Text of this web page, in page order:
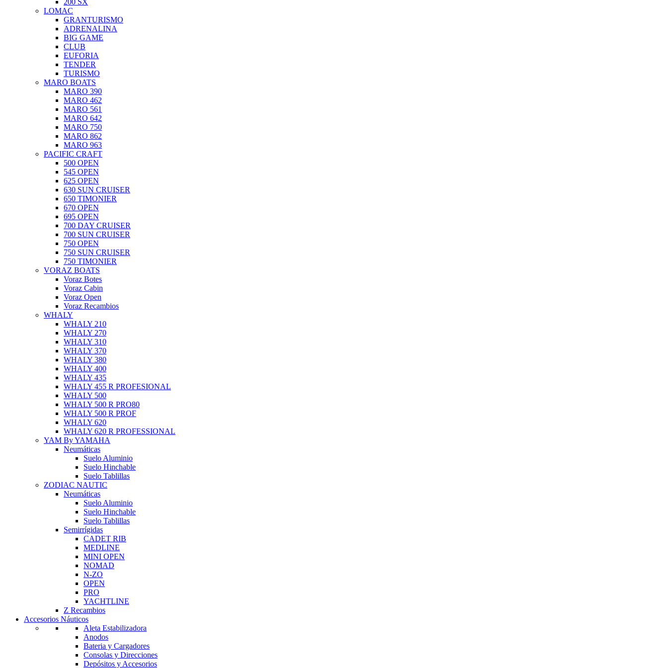
200 SX
LOMAC
GRANTURISMO
ADRENALINA
BIG GAME
CLUB
EUFORIA
TENDER
TURISMO
MARO BOATS
MARO 390
MARO 462
MARO 561
MARO 642
MARO 750
MARO 862
MARO 963
PACIFIC CRAFT
500 OPEN
545 OPEN
625 OPEN
630 SUN CRUISER
650 TIMONIER
670 OPEN
695 OPEN
700 DAY CRUISER
700 SUN CRUISER
750 OPEN
750 SUN CRUISER
750 TIMONIER
VORAZ BOATS
Voraz Botes
Voraz Cabin
Voraz Open
Voraz Recambios
WHALY
WHALY 210
WHALY 270
WHALY 310
WHALY 370
WHALY 380
WHALY 400
WHALY 435
WHALY 455 R PROFESIONAL
WHALY 500
WHALY 500 R PRO80
WHALY 500 R PROF
WHALY 620
WHALY 620 R PROFESSIONAL
YAM By YAMAHA
Neumáticas
Suelo Aluminio
Suelo Hinchable
Suelo Tablillas
ZODIAC NAUTIC
Neumáticas
Suelo Aluminio
Suelo Hinchable
Suelo Tablillas
Semirrígidas
CADET RIB
MEDLINE
MINI OPEN
NOMAD
N-ZO
OPEN
PRO
YACHTLINE
Z Recambios
Accesorios Náuticos
Aleta Estabilizadora
Anodos
Bateria y Cargadores
Consolas y Direcciones
Depósitos y Accesorios